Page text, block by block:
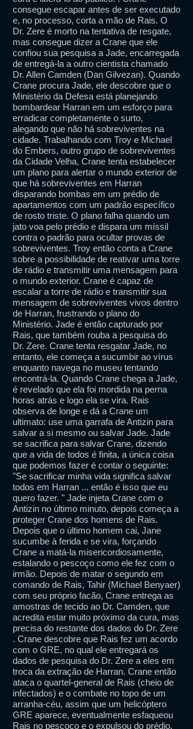
consegue escapar antes de ser executado
e, no processo, corta a mão de Rais. O
Dr. Zere é morto na tentativa de resgate,
mas consegue dizer a Crane que ele
confiou sua pesquisa a Jade, encarregada
de entregá-la a outro cientista chamado
Dr. Allen Camden (Dan Gilvezan). Quando
Crane procura Jade, ele descobre que o
Ministério da Defesa está planejando
bombardear Harran em um esforço para
erradicar completamente o surto,
alegando que não há sobreviventes na
cidade. Trabalhando com Troy e Michael
do Embers, outro grupo de sobreviventes
da Cidade Velha, Crane tenta estabelecer
um plano para alertar o mundo exterior de
que há sobreviventes em Harran
disparando bombas em um prédio de
apartamentos com um padrão específico
de rosto triste. O plano falha quando um
jato voa pelo prédio e dispara um míssil
contra o padrão para ocultar provas de
sobreviventes. Troy então conta a Crane
sobre a possibilidade de reativar uma torre
de rádio e transmitir uma mensagem para
o mundo exterior. Crane é capaz de
escalar a torre de rádio e transmitir sua
mensagem de sobreviventes vivos dentro
de Harran, frustrando o plano do
Ministério. Jade é então capturado por
Rais, que também rouba a pesquisa do
Dr. Zere. Crane tenta resgatar Jade, no
entanto, ele começa a sucumbir ao vírus
enquanto navega no museu tentando
encontrá-la. Quando Crane chega a Jade,
é revelado que ela foi mordida na perna
horas atrás e logo ela se vira. Rais
observa de longe e dá a Crane um
ultimato: use uma garrafa de Antizin para
salvar a si mesmo ou salvar Jade. Jade
se sacrifica para salvar Crane, dizendo
que a vida de todos é finita, a única coisa
que podemos fazer é contar o seguinte:
"Se sacrificar minha vida significa salvar
todos em Harran ... então é isso que eu
quero fazer. " Jade injeta Crane com o
Antizin no último minuto, depois começa a
proteger Crane dos homens de Rais.
Depois que o último homem cai, Jane
sucumbe à ferida e se vira, forçando
Crane a matá-la misericordiosamente,
estalando o pescoço como ele fez com o
irmão. Depois de matar o segundo em
comando de Rais, Tahir (Michael Benyaer)
com seu próprio facão, Crane entrega as
amostras de tecido ao Dr. Camden, que
acredita estar muito próximo da cura, mas
precisa do restante dos dados do Dr. Zere
. Crane descobre que Rais fez um acordo
com o GRE, no qual ele entregará os
dados de pesquisa do Dr. Zere a eles em
troca da extração de Harran. Crane então
ataca o quartel-general de Rais (cheio de
infectados) e o combate no topo de um
arranha-céu, assim que um helicóptero
GRE aparece, eventualmente esfaqueou
Rais no pescoço e o expulsou do prédio.